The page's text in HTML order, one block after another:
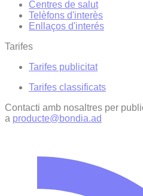
Centres de salut
Telèfons d'interès
Enllaços d'interés
Tarifes
Tarifes publicitat
Tarifes classificats
Contacti amb nosaltres per
a producte@bondia.ad